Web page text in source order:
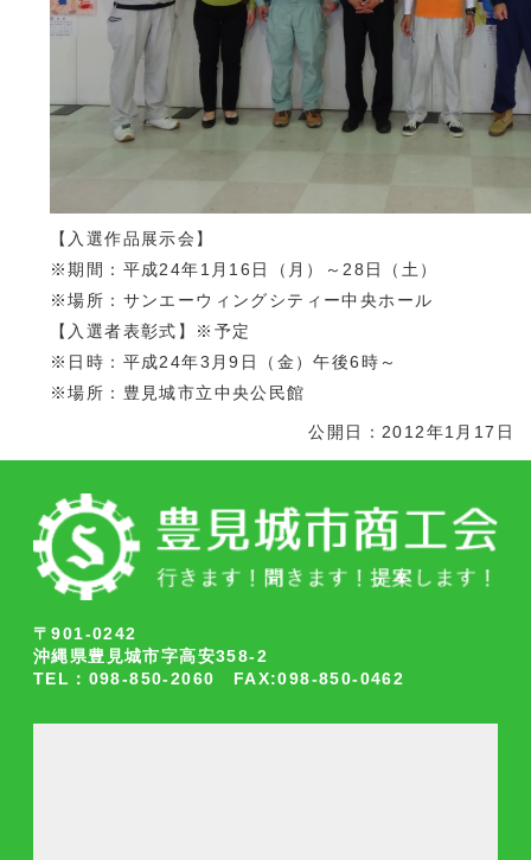
【入選作品展示会】
※期間：平成24年1月16日（月）～28日（土）
※場所：サンエーウィングシティー中央ホール
【入選者表彰式】※予定
※日時：平成24年3月9日（金）午後6時～
※場所：豊見城市立中央公民館
公開日：2012年1月17日
〒901-0242
沖縄県豊見城市字高安358-2
TEL：098-850-2060 FAX:098-850-0462